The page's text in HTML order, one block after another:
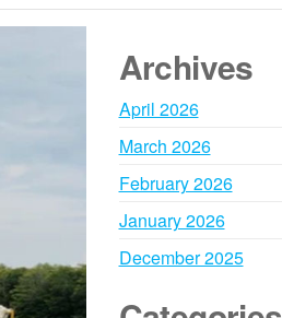
Archives
April 2026
March 2026
February 2026
January 2026
December 2025